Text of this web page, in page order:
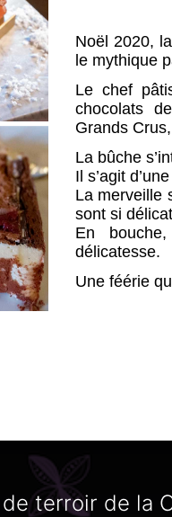
Noël 2020,
le mythique
Le chef
chocolats
Grands
La bûche
Il s’agit
La merveille
sont si
En
délicatesse.
Une féérie
terroir de la